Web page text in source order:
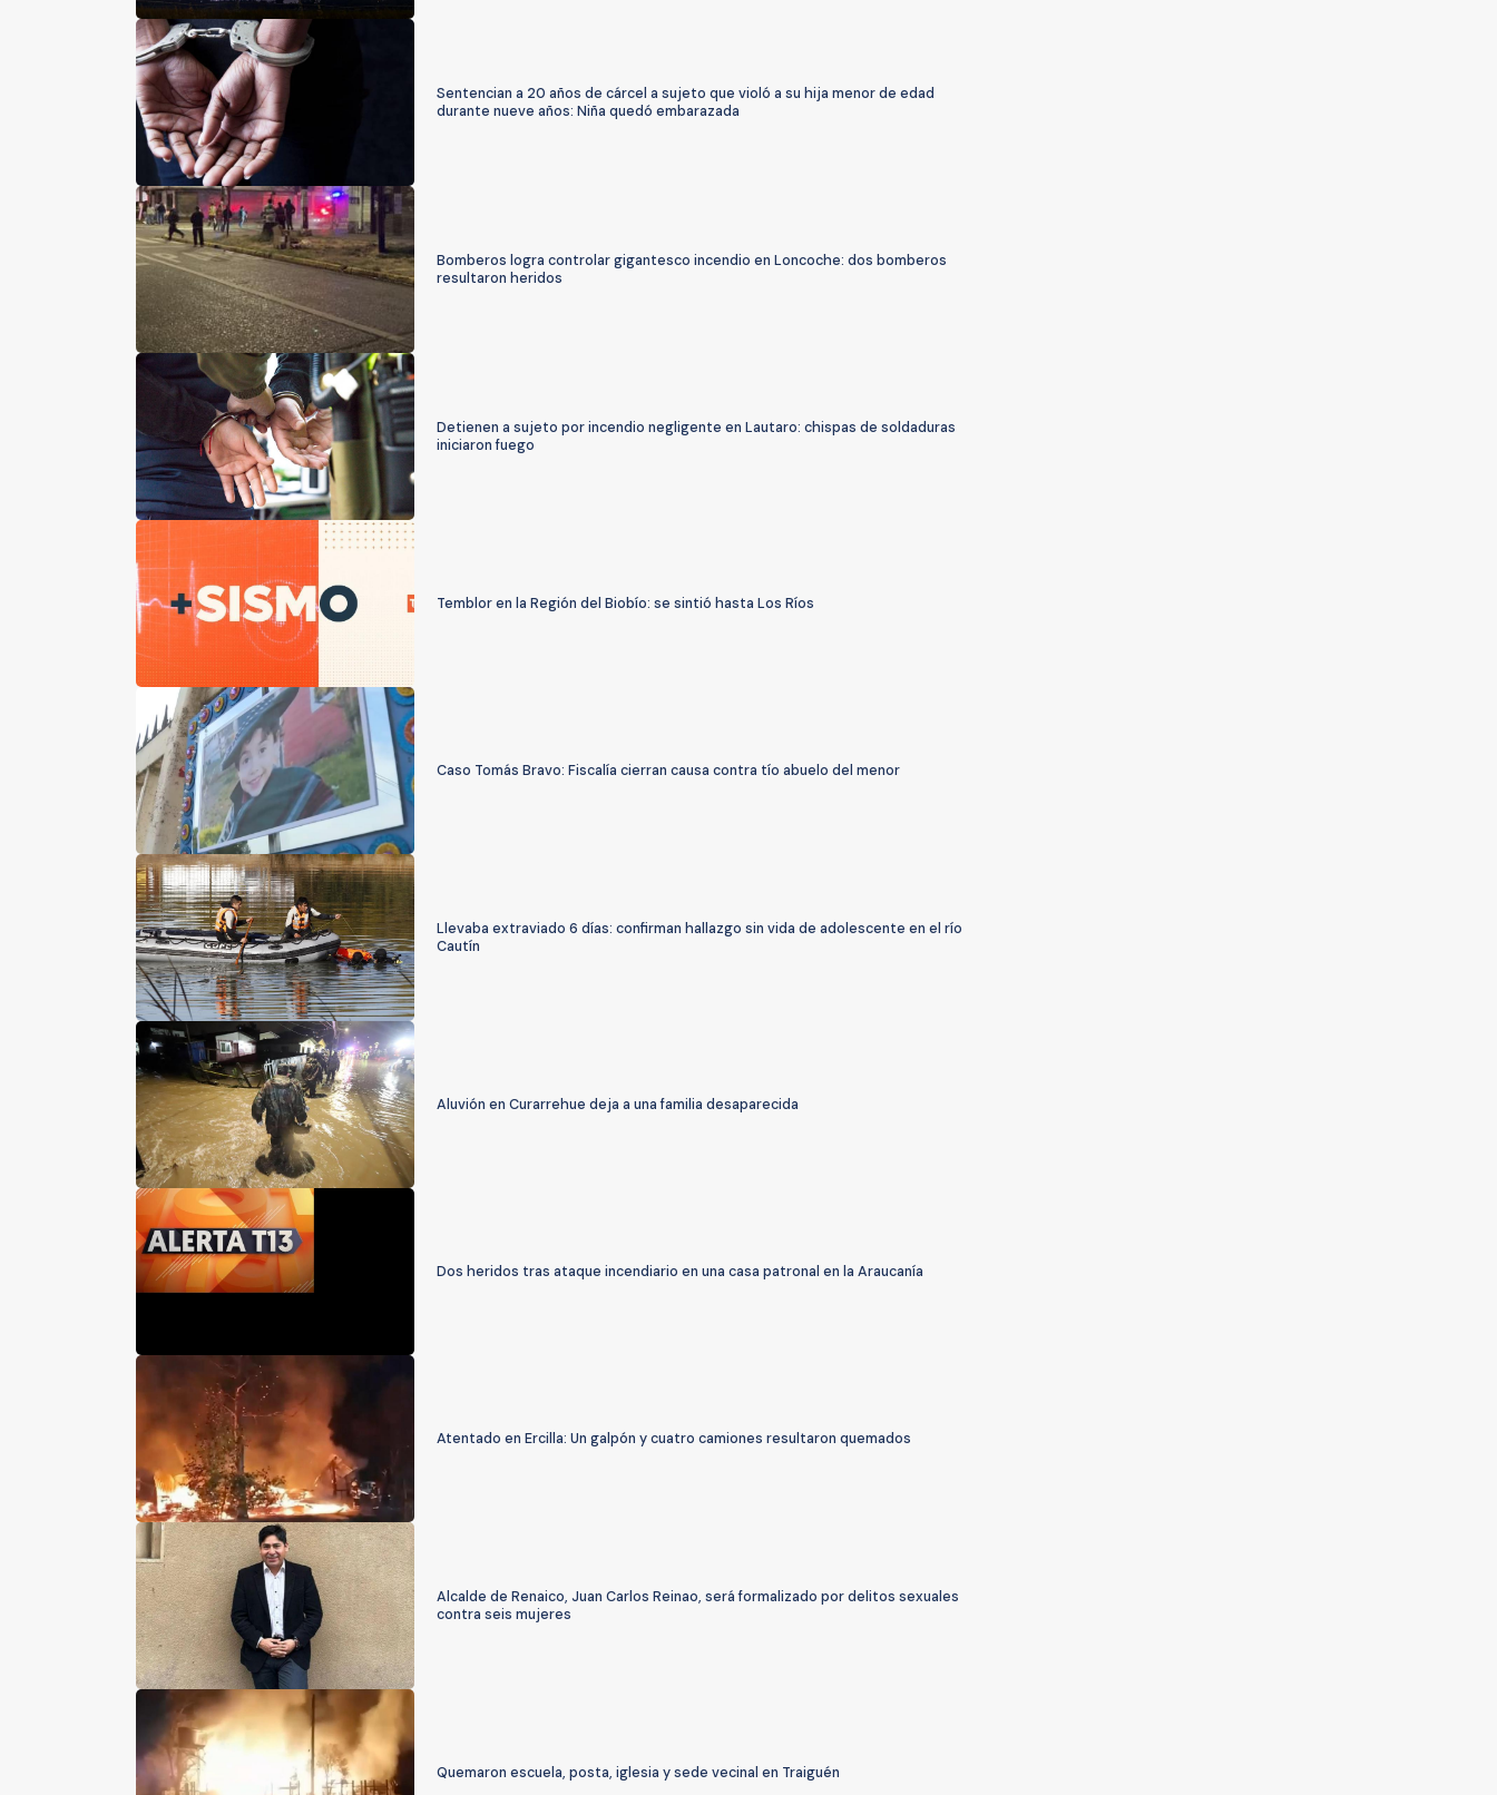
Sentencian a 20 años de cárcel a sujeto que violó a su hija menor de edad
durante nueve años: Niña quedó embarazada
Bomberos logra controlar gigantesco incendio en Loncoche: dos bomberos
resultaron heridos
Detienen a sujeto por incendio negligente en Lautaro: chispas de soldaduras
iniciaron fuego
Temblor en la Región del Biobío: se sintió hasta Los Ríos
Caso Tomás Bravo: Fiscalía cierran causa contra tío abuelo del menor
Llevaba extraviado 6 días: confirman hallazgo sin vida de adolescente en el río
Cautín
Aluvión en Curarrehue deja a una familia desaparecida
Dos heridos tras ataque incendiario en una casa patronal en la Araucanía
Atentado en Ercilla: Un galpón y cuatro camiones resultaron quemados
Alcalde de Renaico, Juan Carlos Reinao, será formalizado por delitos sexuales
contra seis mujeres
Quemaron escuela, posta, iglesia y sede vecinal en Traiguén